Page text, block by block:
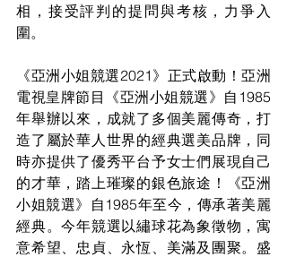
相，接受評判的提問與考核，力爭入
圍。
《亞洲小姐競選2021》正式啟動！亞洲
電視皇牌節目《亞洲小姐競選》自1985
年舉辦以來，成就了多個美麗傳奇，打
造了屬於華人世界的經典選美品牌，同
時亦提供了優秀平台予女士們展現自己
的才華，踏上璀璨的銀色旅途！《亞洲
小姐競選》自1985年至今，傳承著美麗
經典。今年競選以繡球花為象徵物，寓
意希望、忠貞、永恆、美滿及團聚。盛